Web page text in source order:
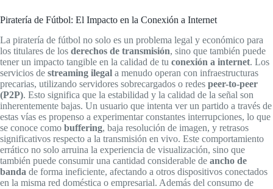
Piratería de Fútbol: El Impacto en la Conexión a Internet
La piratería de fútbol no solo es un problema legal y económico para
los titulares de los derechos de transmisión, sino que también puede
tener un impacto tangible en la calidad de tu conexión a internet. Los
servicios de streaming ilegal a menudo operan con infraestructuras
precarias, utilizando servidores sobrecargados o redes peer-to-peer
(P2P). Esto significa que la estabilidad y la calidad de la señal son
inherentemente bajas. Un usuario que intenta ver un partido a través de
estas vías es propenso a experimentar constantes interrupciones, lo que
se conoce como buffering, baja resolución de imagen, y retrasos
significativos respecto a la transmisión en vivo. Este comportamiento
errático no solo arruina la experiencia de visualización, sino que
también puede consumir una cantidad considerable de ancho de
banda de forma ineficiente, afectando a otros dispositivos conectados
en la misma red doméstica o empresarial. Además del consumo de